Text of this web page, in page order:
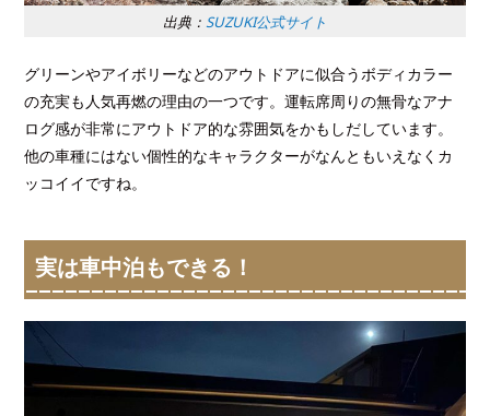
出典： SUZUKI公式サイト
グリーンやアイボリーなどのアウトドアに似合うボディカラー
の充実も人気再燃の理由の一つです。運転席周りの無骨なアナ
ログ感が非常にアウトドア的な雰囲気をかもしだしています。
他の車種にはない個性的なキャラクターがなんともいえなくカ
ッコイイですね。
実は車中泊もできる！